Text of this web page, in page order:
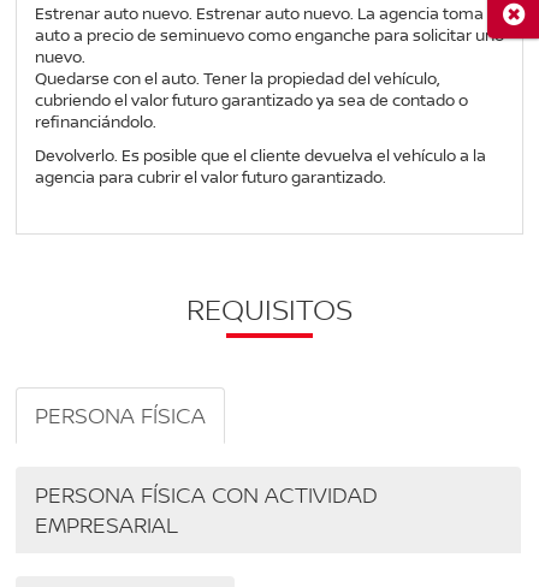
Estrenar auto nuevo. Estrenar auto nuevo. La agencia toma el
auto a precio de seminuevo como enganche para solicitar uno
nuevo.
Quedarse con el auto. Tener la propiedad del vehículo,
cubriendo el valor futuro garantizado ya sea de contado o
refinanciándolo.
Devolverlo. Es posible que el cliente devuelva el vehículo a la
agencia para cubrir el valor futuro garantizado.
REQUISITOS
PERSONA FÍSICA
PERSONA FÍSICA CON ACTIVIDAD
EMPRESARIAL